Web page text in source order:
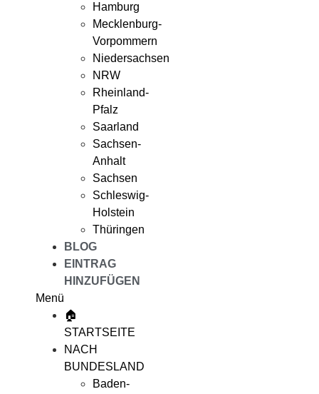
Hamburg
Mecklenburg-
Vorpommern
Niedersachsen
NRW
Rheinland-
Pfalz
Saarland
Sachsen-
Anhalt
Sachsen
Schleswig-
Holstein
Thüringen
BLOG
EINTRAG
HINZUFÜGEN
Menü
🏠
STARTSEITE
NACH
BUNDESLAND
Baden-